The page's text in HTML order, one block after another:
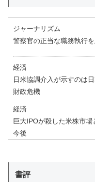
ジャーナリズム
警察官の正当な職務執行
経済
日米協調介入が示すのは
財政危機
経済
巨大IPOが殺した米株市
今後
書評